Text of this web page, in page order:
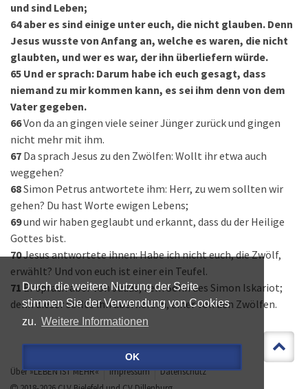
Durch die weitere Nutzung der Seite
stimmen Sie der Verwendung von Cookies
zu. Weitere Informationen
OK
und sind Leben;
64 aber es sind einige unter euch, die nicht glauben. Denn
Jesus wusste von Anfang an, welche es waren, die nicht
glaubten, und wer es war, der ihn überliefern würde.
65 Und er sprach: Darum habe ich euch gesagt, dass
niemand zu mir kommen kann, es sei ihm denn von dem
Vater gegeben.
66Von da an gingen viele seiner Jünger zurück und gingen
nicht mehr mit ihm.
67 Da sprach Jesus zu den Zwölfen: Wollt ihr etwa auch
weggehen?
68Simon Petrus antwortete ihm: Herr, zu wem sollten wir
gehen? Du hast Worte ewigen Lebens;
69und wir haben geglaubt und erkannt, dass du der Heilige
Gottes bist.
70Jesus antwortete ihnen: Habe ich nicht euch, die Zwölf,
erwählt? Und von euch ist einer ein Teufel.
71 Er sprach aber von Judas, dem Sohn des Simon Iskariot;
denn dieser sollte ihn überliefern, einer von den Zwölfen.
Über »LEBEN IST MEHR« Impressum
Datenschutz